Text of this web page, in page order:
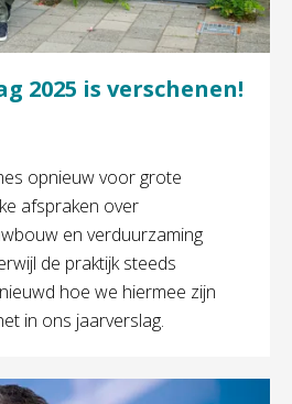
2025 is verschenen!
opnieuw voor grote
afspraken over
en verduurzaming
de praktijk steeds
hoe we hiermee zijn
in ons jaarverslag.